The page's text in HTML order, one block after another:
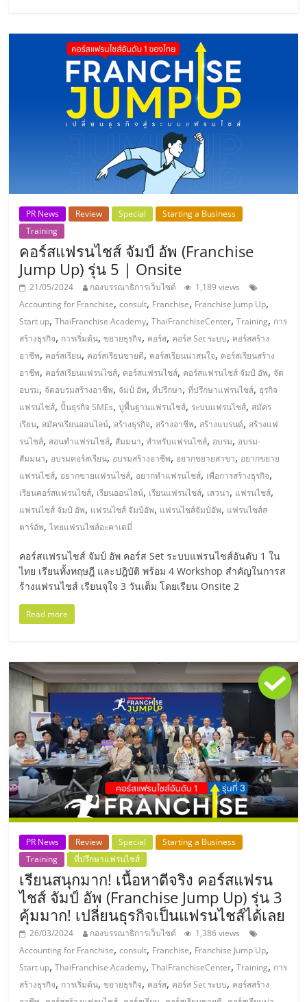
ไชส์
ขาย
แฟ
รน
ไชส์
แฟ
รน
ไชส์
ขาย
หน้า
บ้าน
ลงทุน
น้อย
คืน
ทุน
ไว,
ที่
ปรึกษา
การ
ลงทุน
และ
ขยาย
PR News Review Special
Starting a Business
Training
คอร์สแฟรนไชส์ จัมป์ อัพ (Franchise
Jump Up) รุ่น 5 | Onsite
21/05/2024 กองบรรณาธิการเว็บไซต์
1,189 views
Accounting for Franchise,consult, Franchise, Franchise Jump Up,
Start up,ThaiFranchise Academy,ThaiFranchiseCenter,Training, การ
สร้างธุรกิจ, การเริ่มต้น,ขยายธุรกิจ, คอร์ส, คอร์ส Set ระบบ, คอร์สสร้าง
อาชีพ, คอร์สเรียน, คอร์สเรียนขายดี, คอร์สเรียนน่าสนใจ, คอร์สเรียนสร้าง
อาชีพ, คอร์สเรียนแฟรนไชส์, คอร์สแฟรนไชส์, คอร์สแฟรนไชส์ จัมป์ อัพ, จัด
อบรม, จัดอบรมสร้างอาชีพ, จัมป์ อัพ,ที่ปรึกษา,ที่ปรึกษาแฟรนไชส์, ธุรกิจ
แฟรนไชส์,ปั้นธุรกิจ SMEs,ปูพื้นฐานแฟรนไชส์, ระบบแฟรนไชส์, สมัคร
เรียน, สมัครเรียนออนไลน์, สร้างธุรกิจ, สร้างอาชีพ, สร้างแบรนด์, สร้างแฟ
รนไชส์, สอนทำแฟรนไชส์, สัมมนา, สำหรับแฟรนไชส์, อบรม, อบรม-
สัมมนา, อบรมคอร์สเรียน, อบรมสร้างอาชีพ, อยากขยายสาขา, อยากขยาย
แฟรนไชส์, อยากขายแฟรนไชส์, อยากทำแฟรนไชส์, เพื่อการสร้างธุรกิจ,
เรียนคอร์สแฟรนไชส์, เรียนออนไลน์, เรียนแฟรนไชส์, เสวนา, แฟรนไชส์,
แฟรนไชส์ จัมป์ อัพ, แฟรนไชส์ จัมป์อัพ, แฟรนไชส์จัมป์อัพ, แฟรนไชส์ส
ตาร์อัพ,ไทยแฟรนไชส์อะคาเดมี่
คอร์สแฟรนไชส์ จัมป์ อัพ คอร์ส Set ระบบแฟรนไชส์อันดับ 1 ใน
ไทย เรียนทั้งทฤษฎี และปฎิบัติ พร้อม 4 Workshop สำคัญในการส
ร้างแฟรนไชส์ เรียนจุใจ 3 วันเต็ม โดยเรียน Onsite 2
Read more
PR News Review Special
Starting a Business
Training
ที่ปรึกษาแฟรนไชส์
เรียนสนุกมาก! เนื้อหาดีจริง คอร์สแฟรน
ไชส์ จัมป์ อัพ (Franchise Jump Up) รุ่น 3
คุ้มมาก! เปลี่ยนธุรกิจเป็นแฟรนไชส์ได้เลย
26/03/2024 กองบรรณาธิการเว็บไซต์
1,386 views
Accounting for Franchise,consult, Franchise, Franchise Jump Up,
Start up,ThaiFranchise Academy,ThaiFranchiseCenter,Training, การ
สร้างธุรกิจ, การเริ่มต้น,ขยายธุรกิจ, คอร์ส, คอร์ส Set ระบบ, คอร์สสร้าง